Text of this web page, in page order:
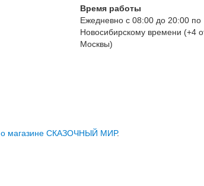
Время работы
Ежедневно с 08:00 до 20:00 по
Новосибирскому времени (+4
Москвы)
о магазине СКАЗОЧНЫЙ МИР.